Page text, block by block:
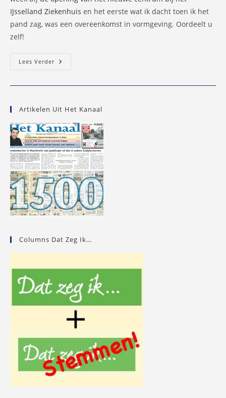
IJsselland Ziekenhuis en het eerste wat ik dacht toen ik het
pand zag, was een overeenkomst in vormgeving. Oordeelt u
zelf!
Lees VerderZoek
Schip
Jobs
Artikelen Uit Het Kanaal
Columns Dat Zeg Ik…